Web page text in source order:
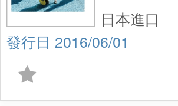
2016/06/01
日本進口